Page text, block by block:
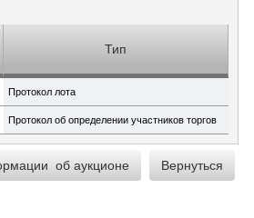
Тип
Протокол лота
Протокол об определении участников торгов